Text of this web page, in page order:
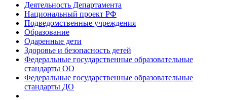
Деятельность Департамента
Национальный проект РФ
Подведомственные учреждения
Образование
Одаренные дети
Здоровье и безопасность детей
Федеральные государственные образовательные
стандарты ОО
Федеральные государственные образовательные
стандарты ДО